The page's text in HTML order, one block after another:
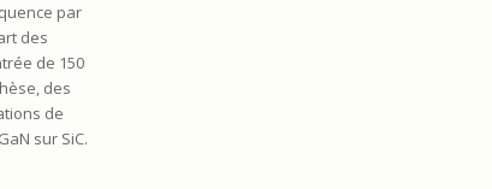
par
des
de 150
des
de
sur SiC.